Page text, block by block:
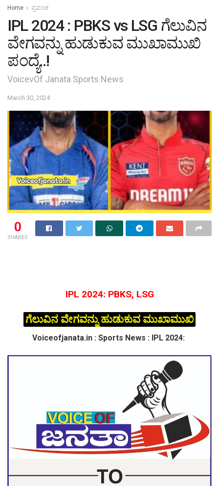
Home ಪ್ರಪಂಚ
IPL 2024 : PBKS vs LSG ಗೆಲುವಿನ
ವೇಗವನ್ನು ಹುಡುಕುವ ಮುಖಾಮುಖಿ
ಪಂದ್ಯೆ..!
VoicevOf Janata Sports News
March 30, 2024
0
SHARES
IPL 2024: PBKS, LSG
ಗೆಲುವಿನ ವೇಗವನ್ನು ಹುಡುಕುವ ಮುಖಾಮುಖಿ
Voiceofjanata.in : Sports News : IPL 2024: